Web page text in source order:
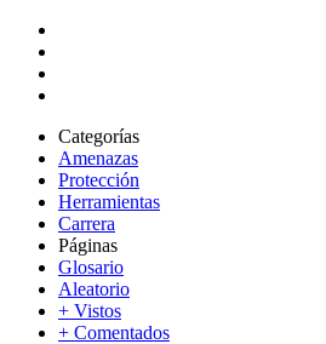
Categorías
Amenazas
Protección
Herramientas
Carrera
Páginas
Glosario
Aleatorio
+ Vistos
+ Comentados